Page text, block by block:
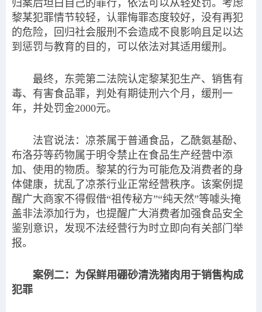
归案后坦白自己的罪行，依法可以从轻处罚。考虑
黎某犯罪情节较轻，认罪悔罪态度较好，没有再犯
的危险，回归社会服刑不会造成不良影响且足以达
到惩罚与教育的目的，可以依法对其适用缓刑。
最终，东莞第二法院认定黎某犯生产、销售有
毒、有害食品罪，判处有期徒刑六个月，缓刑一
年，并处罚金2000元。
法官说法：凉茶属于普通食品，乙酰氨基酚、
布洛芬等药物属于明令禁止在食品生产经营中添
加、使用的物质。黎某的行为可能危及消费者的身
体健康，扰乱了凉茶行业正常经营秩序。该案例提
醒广大商家不得假借“祖传秘方”“纯天然”等噱头掩
盖非法添加行为，也提醒广大消费者加强食品安全
鉴别意识，发现不法经营行为时立即向有关部门举
报。
案例二：为保鲜用硼砂清洗猪肉用于销售构成
犯罪